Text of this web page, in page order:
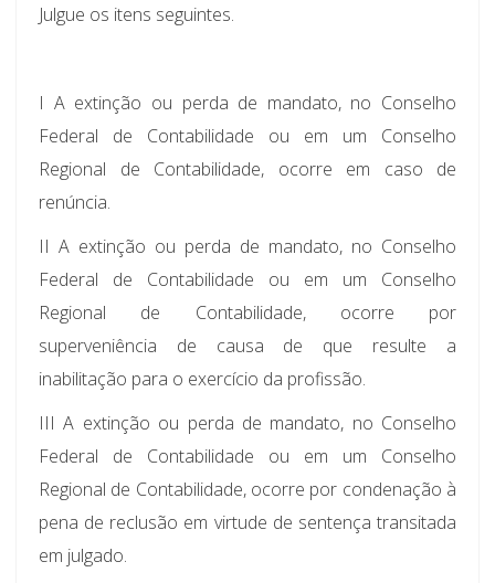
Julgue os itens seguintes.
I A extinção ou perda de mandato, no Conselho
Federal de Contabilidade ou em um Conselho
Regional de Contabilidade, ocorre em caso de
renúncia.
II A extinção ou perda de mandato, no Conselho
Federal de Contabilidade ou em um Conselho
Regional de Contabilidade, ocorre por
superveniência de causa de que resulte a
inabilitação para o exercício da profissão.
III A extinção ou perda de mandato, no Conselho
Federal de Contabilidade ou em um Conselho
Regional de Contabilidade, ocorre por condenação à
pena de reclusão em virtude de sentença transitada
em julgado.